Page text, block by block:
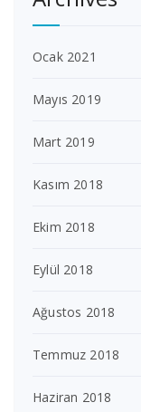
Ocak 2021
Mayıs 2019
Mart 2019
Kasım 2018
Ekim 2018
Eylül 2018
Ağustos 2018
Temmuz 2018
Haziran 2018